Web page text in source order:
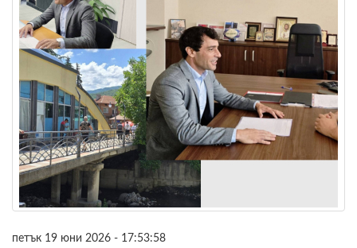
петък 19 юни 2026 - 17:53:58